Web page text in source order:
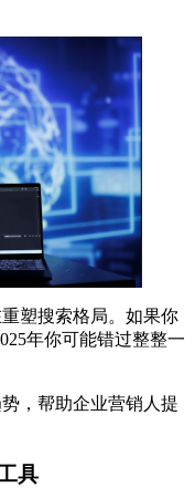
重塑搜索格局。如果你
年你可能错过整整一
，帮助企业营销人提
具